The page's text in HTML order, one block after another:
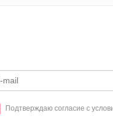
Подтверждаю согласие с